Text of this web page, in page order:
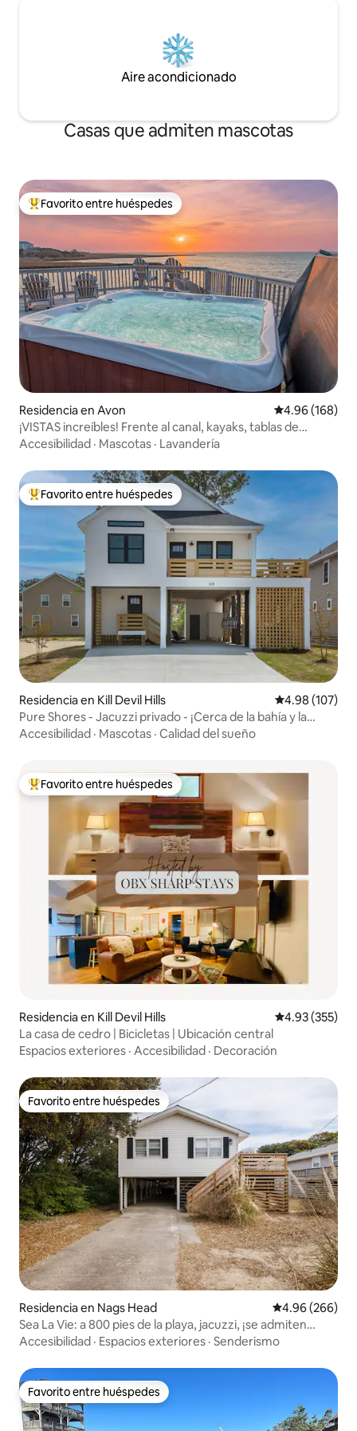
Aire acondicionado
Casas que admiten mascotas
De los mejores en Favorito entre huéspedes
Favorito entre huéspedes
Residencia en Avon Calificación
4.96 (168)
¡VISTAS increíbles! Frente al canal, kayaks, tablas de
paddle surf
Accesibilidad · Mascotas · Lavandería
De los mejores en Favorito entre huéspedes
Favorito entre huéspedes
Residencia en Kill Devil Hills Calificación
4.98 (107)
Pure Shores - Jacuzzi privado - ¡Cerca de la bahía y la
playa!
Accesibilidad · Mascotas · Calidad del sueño
De los mejores en Favorito entre huéspedes
Favorito entre huéspedes
Residencia en Kill Devil Hills Calificación
4.93 (355)
La casa de cedro | Bicicletas | Ubicación central
Espacios exteriores · Accesibilidad · Decoración
Favorito entre huéspedes
Favorito entre huéspedes
Residencia en Nags Head Calificación
4.96 (266)
Sea La Vie: a 800 pies de la playa, jacuzzi, ¡se admiten
perros!
Accesibilidad · Espacios exteriores · Senderismo
Favorito entre huéspedes
Favorito entre huéspedes